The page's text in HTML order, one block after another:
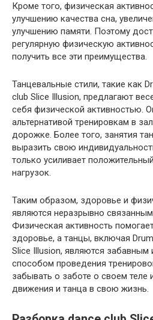
Кроме того, физическая
улучшению качества сна,
улучшению памяти. Поэтому
регулярную физическую
получить все эти преимущества.
Танцевальные стили, такие как
club Slice Illusion, предлагают
себя физической активностью.
альтернативой тренировкам в
дорожке. Более того, занятия
выразить свою
только усиливает
нагрузок.
Таким образом, здоровье и
являются неразрывно
Физическая активность
здоровье, а танцы, включая
Slice Illusion, являются
способом проведения
забывать о заботе о своем теле
движения и танца в свою жизнь.